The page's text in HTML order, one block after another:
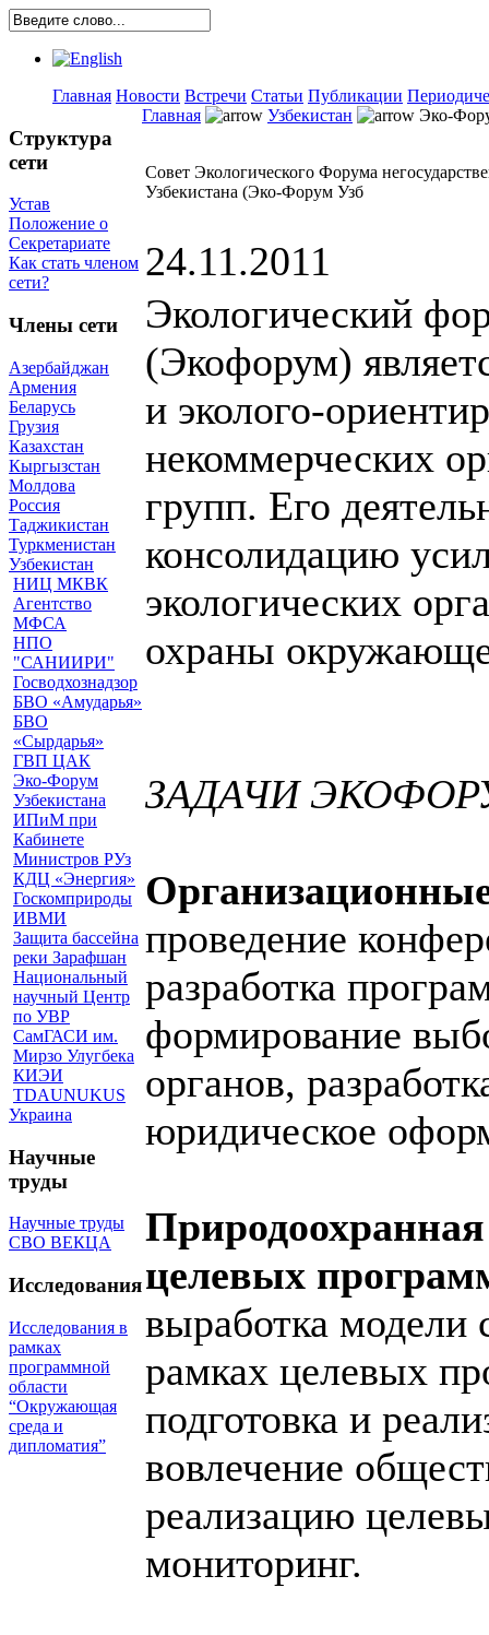
Главная Новости Встречи Статьи Публикации
Структура
сети
Устав
Положение о
Секретариате
Как стать членом
сети?
Члены сети
Азербайджан
Армения
Беларусь
Грузия
Казахстан
Кыргызстан
Молдова
Россия
Таджикистан
Туркменистан
Узбекистан
НИЦ МКВК
Агентство
МФСА
НПО
"САНИИРИ"
Госводхознадзор
БВО «Амударья»
БВО
«Сырдарья»
ГВП ЦАК
Эко-Форум
Узбекистана
ИПиМ при
Кабинете
Министров РУз
КДЦ «Энергия»
Госкомприроды
ИВМИ
Защита бассейна
реки Зарафшан
Национальный
научный Центр
по УВР
СамГАСИ им.
Мирзо Улугбека
КИЭИ
TDAUNUKUS
Украина
Научные
труды
Научные труды
СВО ВЕКЦА
Исследования
Исследования в
рамках
программной
области
“Окружающая
среда и
дипломатия”
Главная Узбекистан Эко-
Совет Экологического Форума
Узбекистана (Эко-Форум Узб
24.11.2011
Экологический
(Экофорум)
и эколого-
некоммерческих
групп. Его
консолидацию
экологических
охраны
ЗАДАЧИ
проведение
разработка
формирование
органов,
юридическое
целевых
выработка модели
рамках целевых
подготовка и
вовлечение
реализацию
мониторинг.